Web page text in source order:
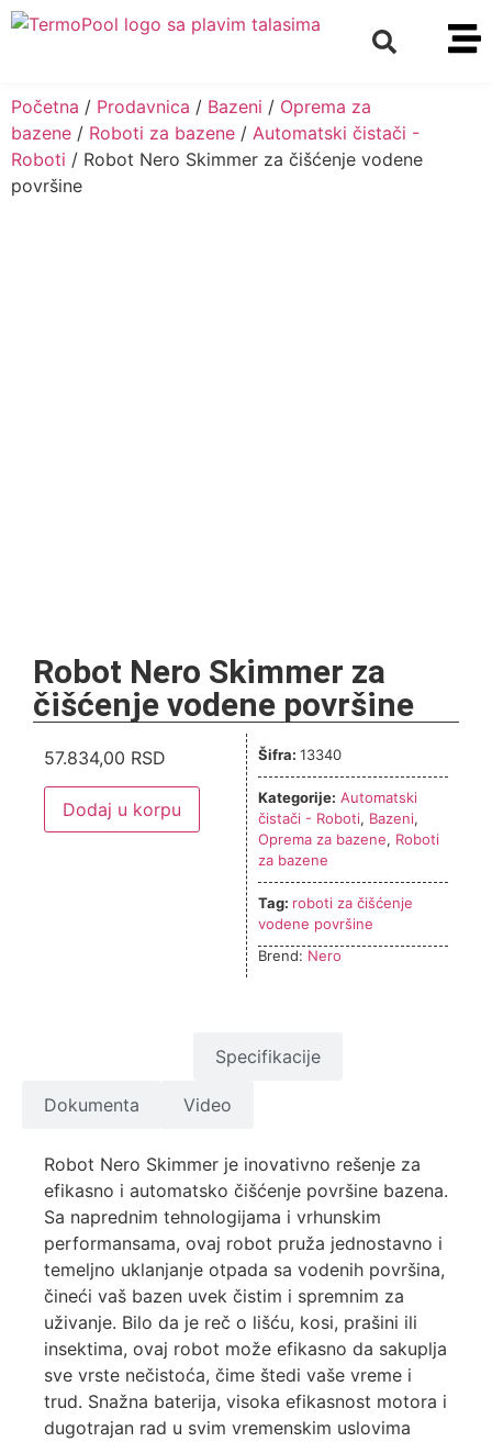
Početna / Prodavnica / Bazeni / Oprema za
bazene / Roboti za bazene / Automatski čistači -
Roboti / Robot Nero Skimmer za čišćenje vodene
površine
Robot Nero Skimmer za
čišćenje vodene površine
57.834,00 RSD
Dodaj u korpu
Šifra: 13340
Kategorije: Automatski
čistači - Roboti, Bazeni,
Oprema za bazene, Roboti
za bazene
Tag: roboti za čišćenje
vodene površine
Brend: Nero
Specifikacije
Dokumenta Video
Robot Nero Skimmer je inovativno rešenje za
efikasno i automatsko čišćenje površine bazena.
Sa naprednim tehnologijama i vrhunskim
performansama, ovaj robot pruža jednostavno i
temeljno uklanjanje otpada sa vodenih površina,
čineći vaš bazen uvek čistim i spremnim za
uživanje. Bilo da je reč o lišću, kosi, prašini ili
insektima, ovaj robot može efikasno da sakuplja
sve vrste nečistoća, čime štedi vaše vreme i
trud. Snažna baterija, visoka efikasnost motora i
dugotrajan rad u svim vremenskim uslovima